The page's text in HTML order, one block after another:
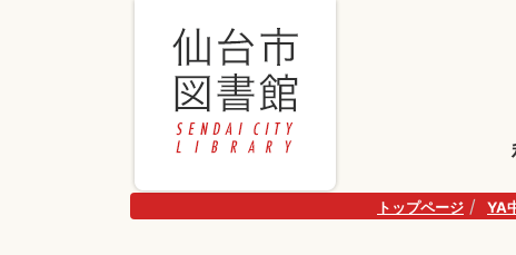
トップページ YA